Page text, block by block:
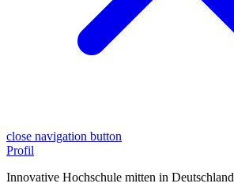
close navigation button
Profil
Innovative Hochschule mitten in Deutschland